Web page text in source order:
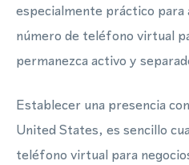
especialmente práctico para
número de teléfono virtual
permanezca activo y
Establecer una presencia
United States, es sencillo
teléfono virtual para